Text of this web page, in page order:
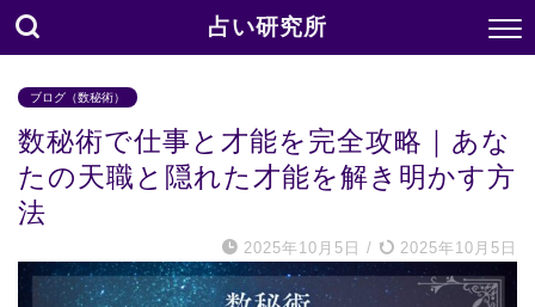
占い研究所
ブログ（数秘術）
数秘術で仕事と才能を完全攻略｜あな
たの天職と隠れた才能を解き明かす方
法
2025年10月5日 / 2025年10月5日